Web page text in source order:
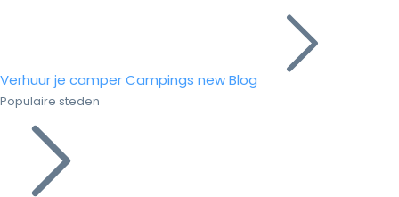
Verhuur je camperCampings newBlog
Populaire steden